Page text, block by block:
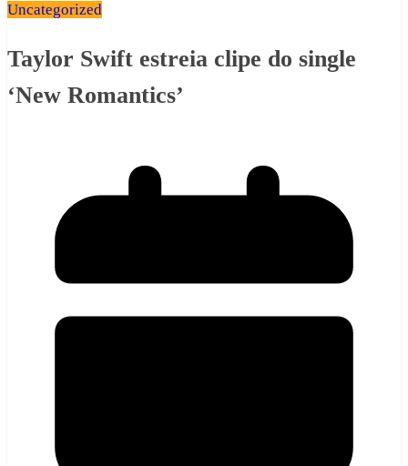
Uncategorized
Taylor Swift estreia clipe do single
‘New Romantics’